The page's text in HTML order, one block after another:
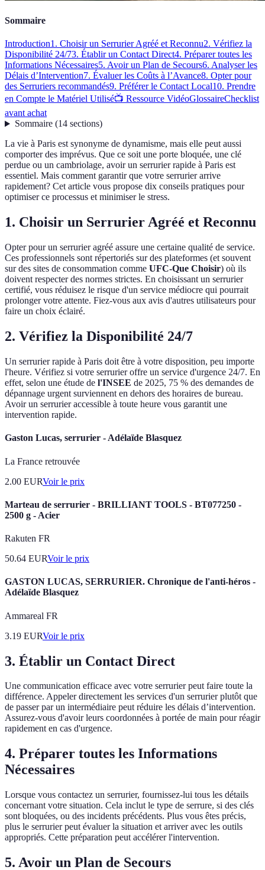
Sommaire
Introduction1. Choisir un Serrurier Agréé et Reconnu2. Vérifiez la
Disponibilité 24/73. Établir un Contact Direct4. Préparer toutes les
Informations Nécessaires5. Avoir un Plan de Secours6. Analyser les
Délais d’Intervention7. Évaluer les Coûts à l’Avance8. Opter pour
des Serruriers recommandés9. Préférer le Contact Local10. Prendre
en Compte le Matériel Utilisé📺 Ressource VidéoGlossaireChecklist
avant achat
Sommaire(14 sections)
La vie à Paris est synonyme de dynamisme, mais elle peut aussi
comporter des imprévus. Que ce soit une porte bloquée, une clé
perdue ou un cambriolage, avoir un serrurier rapide à Paris est
essentiel. Mais comment garantir que votre serrurier arrive
rapidement? Cet article vous propose dix conseils pratiques pour
optimiser ce processus et minimiser le stress.
1. Choisir un Serrurier Agréé et Reconnu
Opter pour un serrurier agréé assure une certaine qualité de service.
Ces professionnels sont répertoriés sur des plateformes (et souvent
sur des sites de consommation comme UFC-Que Choisir) où ils
doivent respecter des normes strictes. En choisissant un serrurier
certifié, vous réduisez le risque d'un service médiocre qui pourrait
prolonger votre attente. Fiez-vous aux avis d'autres utilisateurs pour
faire un choix éclairé.
2. Vérifiez la Disponibilité 24/7
Un serrurier rapide à Paris doit être à votre disposition, peu importe
l'heure. Vérifiez si votre serrurier offre un service d'urgence 24/7. En
effet, selon une étude de l'INSEE de 2025, 75 % des demandes de
dépannage urgent surviennent en dehors des horaires de bureau.
Avoir un serrurier accessible à toute heure vous garantit une
intervention rapide.
Gaston Lucas, serrurier - Adélaïde Blasquez
La France retrouvée
2.00 EURVoir le prix
Marteau de serrurier - BRILLIANT TOOLS - BT077250 -
2500 g - Acier
Rakuten FR
50.64 EURVoir le prix
GASTON LUCAS, SERRURIER. Chronique de l'anti-héros -
Adélaïde Blasquez
Ammareal FR
3.19 EURVoir le prix
3. Établir un Contact Direct
Une communication efficace avec votre serrurier peut faire toute la
différence. Appeler directement les services d'un serrurier plutôt que
de passer par un intermédiaire peut réduire les délais d’intervention.
Assurez-vous d'avoir leurs coordonnées à portée de main pour réagir
rapidement en cas d'urgence.
4. Préparer toutes les Informations
Nécessaires
Lorsque vous contactez un serrurier, fournissez-lui tous les détails
concernant votre situation. Cela inclut le type de serrure, si des clés
sont bloquées, ou des incidents précédents. Plus vous êtes précis,
plus le serrurier peut évaluer la situation et arriver avec les outils
appropriés. Cette préparation peut accélérer l'intervention.
5. Avoir un Plan de Secours